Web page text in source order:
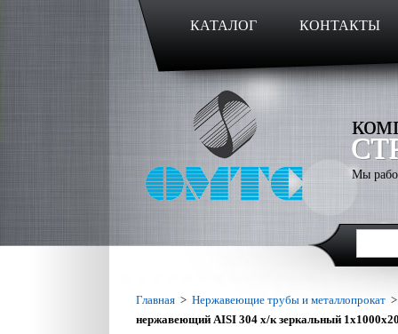
КАТАЛОГ КОНТАКТЫ
Мы
Главная > Нержавеющие трубы и металлопрокат
нержавеющий AISI 304 х/к зеркальный